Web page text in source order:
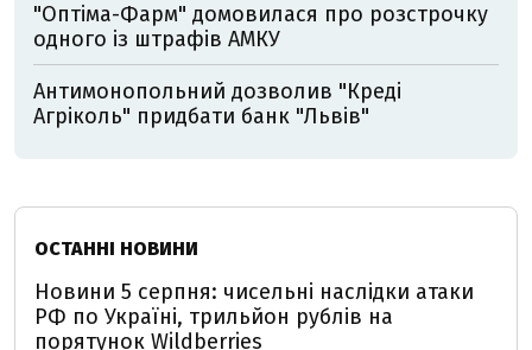
"Оптіма-Фарм" домовилася про розстрочку
одного із штрафів АМКУ
Антимонопольний дозволив "Креді
Агріколь" придбати банк "Львів"
ОСТАННІ НОВИНИ
Новини 5 серпня: чисельні наслідки атаки
РФ по Україні, трильйон рублів на
порятунок Wildberries